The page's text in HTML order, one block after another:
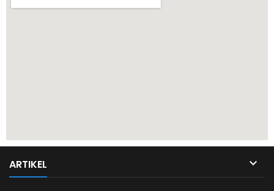
ARTIKEL 